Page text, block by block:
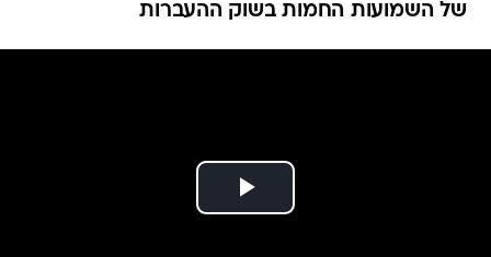
של השמועות החמות בשוק ההעברות